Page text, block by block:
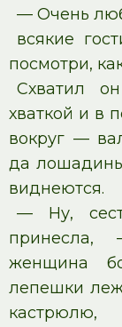
— Очень
всякие
посмотри,
Схватил
хваткой и в
вокруг —
да
виднеются.
— Ну,
принесла,
женщина
лепешки